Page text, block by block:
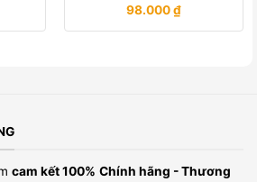
98.000₫
cam kết 100% Chính hãng - Thương